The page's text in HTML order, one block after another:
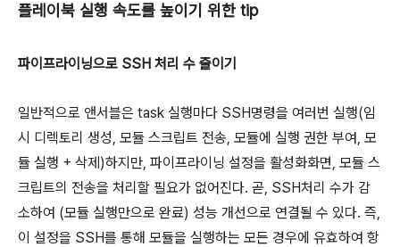
플레이북 실행 속도를 높이기 위한 tip
파이프라이닝으로 SSH 처리 수 줄이기
일반적으로 앤서블은 task 실행마다 SSH명령을 여러번 실행(임
시 디렉토리 생성, 모듈 스크립트 전송, 모듈에 실행 권한 부여, 모
듈 실행 + 삭제)하지만, 파이프라이닝 설정을 활성화화면, 모듈 스
크립트의 전송을 처리할 필요가 없어진다. 곧, SSH처리 수가 감
소하여 (모듈 실행만으로 완료) 성능 개선으로 연결될 수 있다. 즉,
이 설정을 SSH를 통해 모듈을 실행하는 모든 경우에 유효하여 항